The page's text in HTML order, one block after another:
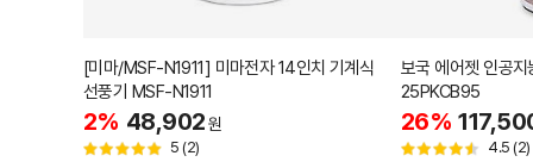
[미마/MSF-N1911] 미마전자 14인치 기계식
선풍기 MSF-N1911
2% 48,902원
5 (2)
보국 에어젯 인공
25PKCB95
26%
4.5 (2)